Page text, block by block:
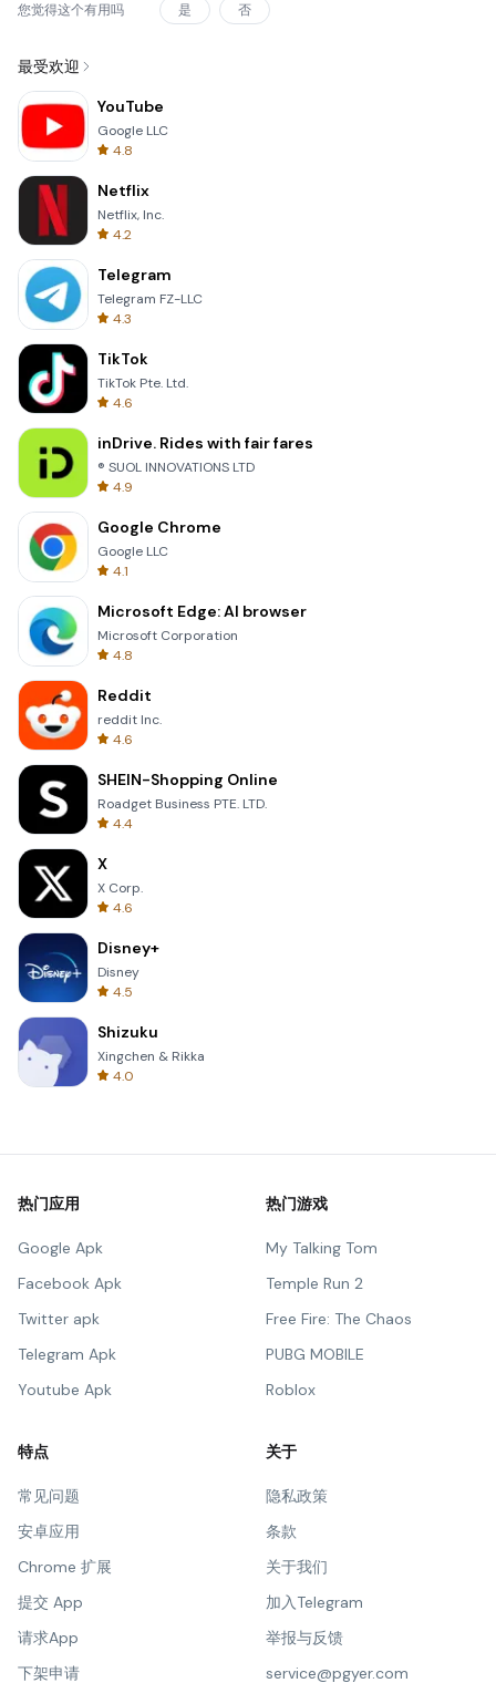
您觉得这个有用吗 是 否
最受欢迎
YouTube
Google LLC
4.8
Netflix
Netflix, Inc.
4.2
Telegram
Telegram FZ-LLC
4.3
TikTok
TikTok Pte. Ltd.
4.6
inDrive. Rides with fair fares
® SUOL INNOVATIONS LTD
4.9
Google Chrome
Google LLC
4.1
Microsoft Edge: AI browser
Microsoft Corporation
4.8
Reddit
reddit Inc.
4.6
SHEIN-Shopping Online
Roadget Business PTE. LTD.
4.4
X
X Corp.
4.6
Disney+
Disney
4.5
Shizuku
Xingchen & Rikka
4.0
热门应用
Google Apk
Facebook Apk
Twitter apk
Telegram Apk
Youtube Apk
热门游戏
My Talking Tom
Temple Run 2
Free Fire: The Chaos
PUBG MOBILE
Roblox
特点
常见问题
安卓应用
Chrome 扩展
提交 App
请求App
下架申请
关于
隐私政策
条款
关于我们
加入Telegram
举报与反馈
service@pgyer.com